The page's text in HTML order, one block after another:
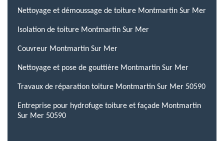
Nettoyage et démoussage de toiture Montmartin Sur Mer
Isolation de toiture Montmartin Sur Mer
Couvreur Montmartin Sur Mer
Nettoyage et pose de gouttière Montmartin Sur Mer
Travaux de réparation toiture Montmartin Sur Mer 50590
Entreprise pour hydrofuge toiture et façade Montmartin
Sur Mer 50590